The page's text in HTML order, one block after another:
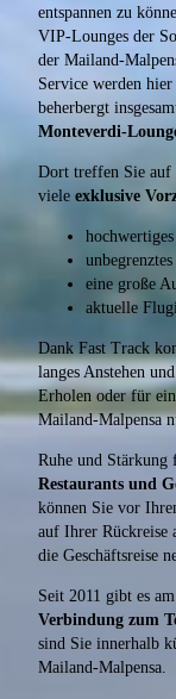
entspannen zu
VIP-Lounges der
der Mailand-
Service werden
beherbergt
Monteverdi-
Dort treffen Sie auf
viele exklusive
eine große
aktuelle
Dank Fast Track
langes Anstehen
Erholen oder für
Mailand-Malpensa
Ruhe und Stärkung
Restaurants und
können Sie vor
auf Ihrer Rückreise
die Geschäftsreise
Seit 2011 gibt es
Verbindung zum
sind Sie innerhalb
Mailand-Malpensa.